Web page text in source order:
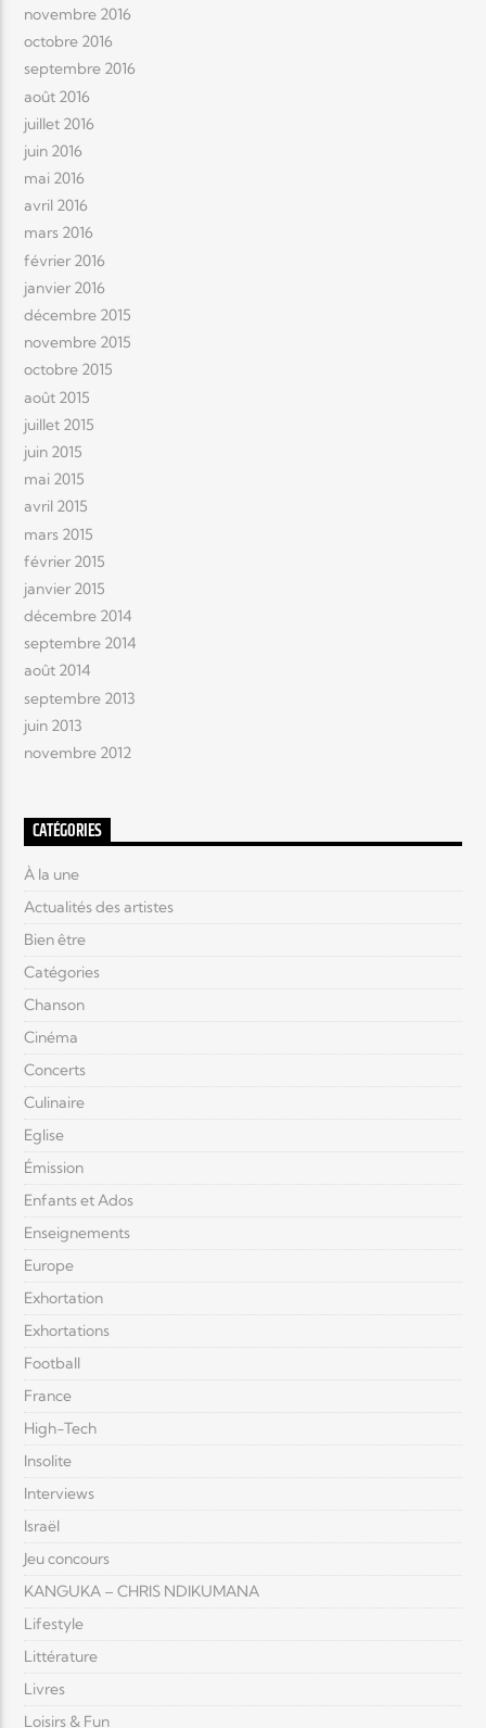
novembre 2016
octobre 2016
septembre 2016
août 2016
juillet 2016
juin 2016
mai 2016
avril 2016
mars 2016
février 2016
janvier 2016
décembre 2015
novembre 2015
octobre 2015
août 2015
juillet 2015
juin 2015
mai 2015
avril 2015
mars 2015
février 2015
janvier 2015
décembre 2014
septembre 2014
août 2014
septembre 2013
juin 2013
novembre 2012
CATÉGORIES
À la une
Actualités des artistes
Bien être
Catégories
Chanson
Cinéma
Concerts
Culinaire
Eglise
Émission
Enfants et Ados
Enseignements
Europe
Exhortation
Exhortations
Football
France
High-Tech
Insolite
Interviews
Israël
Jeu concours
KANGUKA – CHRIS NDIKUMANA
Lifestyle
Littérature
Livres
Loisirs & Fun